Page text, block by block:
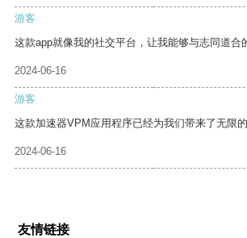
游客
这款app就像我的社交平台，让我能够与志同道合
2024-06-16
游客
这款加速器VPM应用程序已经为我们带来了无限的
2024-06-16
友情链接